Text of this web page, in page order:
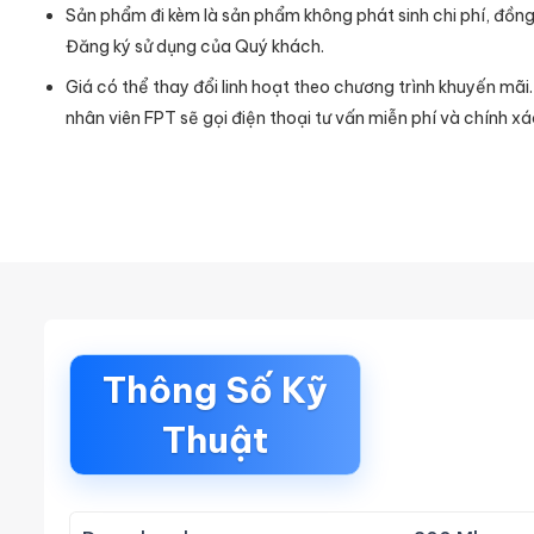
Sản phẩm đi kèm là sản phẩm không phát sinh chi phí,
Đăng ký sử dụng của Quý khách.
Giá có thể thay đổi linh hoạt theo chương trình khuyến
nhân viên FPT sẽ gọi điện thoại tư vấn miễn phí và chính
Thông Số Kỹ
Thuật